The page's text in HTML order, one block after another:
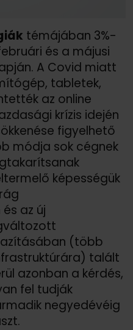
témájában 3%-
és a májusi
A Covid miatt
tabletek,
az online
krízis idején
figyelhető
módja sok cégnek
képességük
az új
(több
talált
azonban a kérdés,
fel tudják
negyedévéig